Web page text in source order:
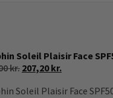
Soleil Plaisir Face
kr. 207,20kr.
Soleil Plaisir Face